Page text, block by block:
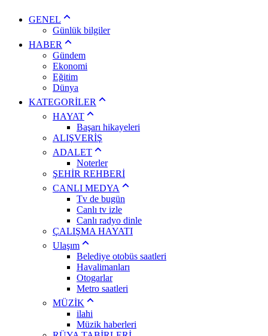
GENEL
Günlük bilgiler
HABER
Gündem
Ekonomi
Eğitim
Dünya
KATEGORİLER
HAYAT
Başarı hikayeleri
ALIŞVERİŞ
ADALET
Noterler
ŞEHİR REHBERİ
CANLI MEDYA
Tv de bugün
Canlı tv izle
Canlı radyo dinle
ÇALIŞMA HAYATI
Ulaşım
Belediye otobüs saatleri
Havalimanları
Otogarlar
Metro saatleri
MÜZİK
ilahi
Müzik haberleri